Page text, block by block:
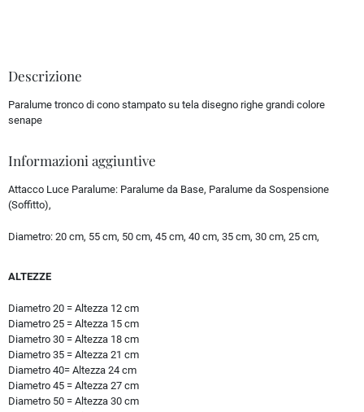
Descrizione
Paralume tronco di cono stampato su tela disegno righe grandi colore
senape
Informazioni aggiuntive
Attacco Luce Paralume: Paralume da Base, Paralume da Sospensione
(Soffitto),
Diametro: 20 cm, 55 cm, 50 cm, 45 cm, 40 cm, 35 cm, 30 cm, 25 cm,
ALTEZZE
Diametro 20 = Altezza 12 cm
Diametro 25 = Altezza 15 cm
Diametro 30 = Altezza 18 cm
Diametro 35 = Altezza 21 cm
Diametro 40= Altezza 24 cm
Diametro 45 = Altezza 27 cm
Diametro 50 = Altezza 30 cm